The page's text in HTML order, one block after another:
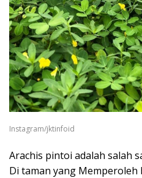
Instagram/jktinfoid
Arachis pintoi adalah salah
Di taman yang